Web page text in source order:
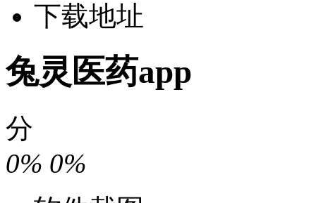
下载地址
兔灵医药app
分
0% 0%